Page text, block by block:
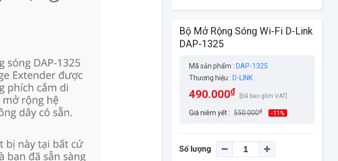
Bộ Mở Rộng Sóng Wi-Fi D-Link
DAP-1325
Mã sản phẩm : DAP-1325
Thương hiệu : D-LINK
490.000₫
[Đã bao gồm VAT]
Giá niêm yết : 550.000₫ -11%
Số lượng